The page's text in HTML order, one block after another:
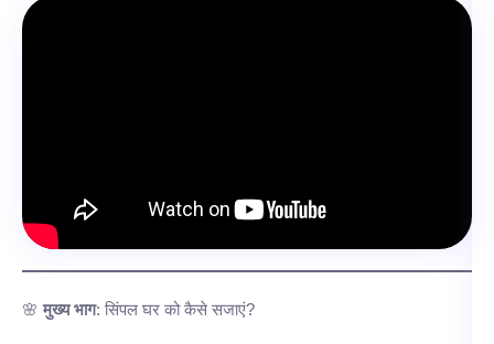
🌸 मुख्य भाग: सिंपल घर को कैसे सजाएं?